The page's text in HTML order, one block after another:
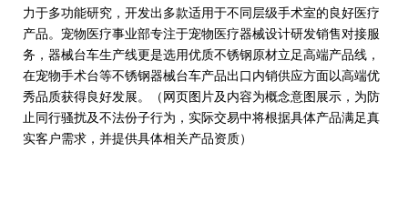
力于多功能研究，开发出多款适用于不同层级手术室的良好医疗
产品。宠物医疗事业部专注于宠物医疗器械设计研发销售对接服
务，器械台车生产线更是选用优质不锈钢原材立足高端产品线，
在宠物手术台等不锈钢器械台车产品出口内销供应方面以高端优
秀品质获得良好发展。（网页图片及内容为概念意图展示，为防
止同行骚扰及不法份子行为，实际交易中将根据具体产品满足真
实客户需求，并提供具体相关产品资质）